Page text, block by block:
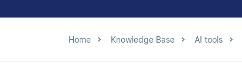
Home Knowledge Base AI tools